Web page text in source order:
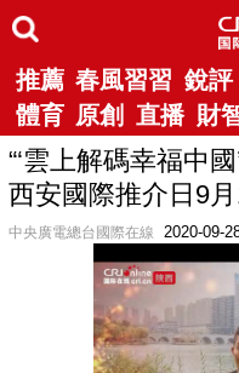
推薦 春風習習 銳評
體育 原創 直播 財
“‘雲上解碼幸福中
西安國際推介日9
中央廣電總台國際在線 2020-09-